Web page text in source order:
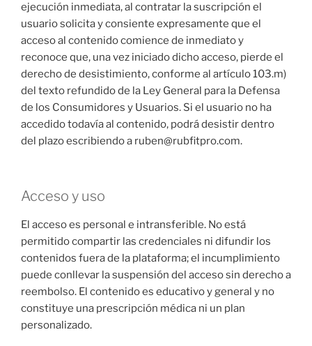
ejecución inmediata, al contratar la suscripción el
usuario solicita y consiente expresamente que el
acceso al contenido comience de inmediato y
reconoce que, una vez iniciado dicho acceso, pierde el
derecho de desistimiento, conforme al artículo 103.m)
del texto refundido de la Ley General para la Defensa
de los Consumidores y Usuarios. Si el usuario no ha
accedido todavía al contenido, podrá desistir dentro
del plazo escribiendo a ruben@rubfitpro.com.
Acceso y uso
El acceso es personal e intransferible. No está
permitido compartir las credenciales ni difundir los
contenidos fuera de la plataforma; el incumplimiento
puede conllevar la suspensión del acceso sin derecho a
reembolso. El contenido es educativo y general y no
constituye una prescripción médica ni un plan
personalizado.